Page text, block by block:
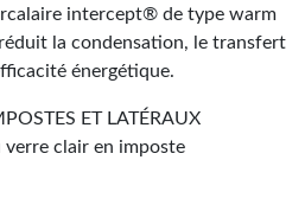
intercept® de type warm
la condensation, le transfert
énergétique.
ET LATÉRAUX
verre clair en imposte